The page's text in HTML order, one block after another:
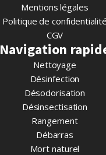
Mentions légales
Politique de confidentialité
CGV
Navigation
Nettoyage
Désinfection
Désodorisation
Désinsectisation
Rangement
Débarras
Mort naturel